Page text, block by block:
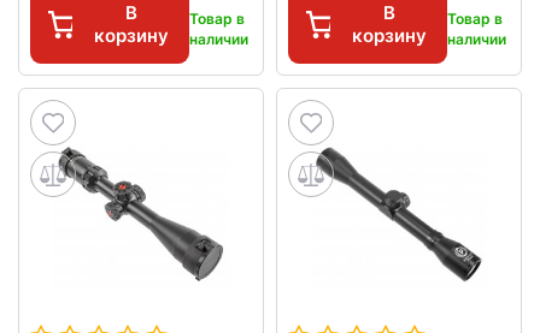
В
корзину
Товар в
наличии
В
корзину
Товар в
наличии